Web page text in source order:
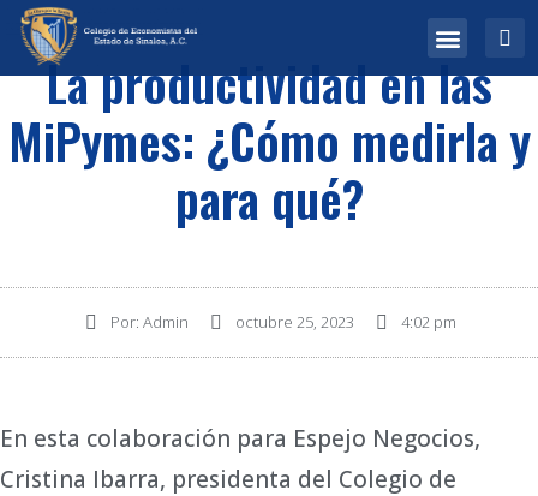
La productividad en las
MiPymes: ¿Cómo medirla y
para qué?
Por: Admin octubre 25, 2023 4:02 pm
En esta colaboración para Espejo Negocios,
Cristina Ibarra, presidenta del Colegio de